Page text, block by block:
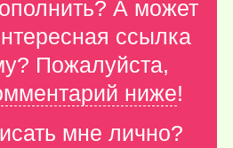
А может
ссылка
Пожалуйста,
ниже!
мне лично?